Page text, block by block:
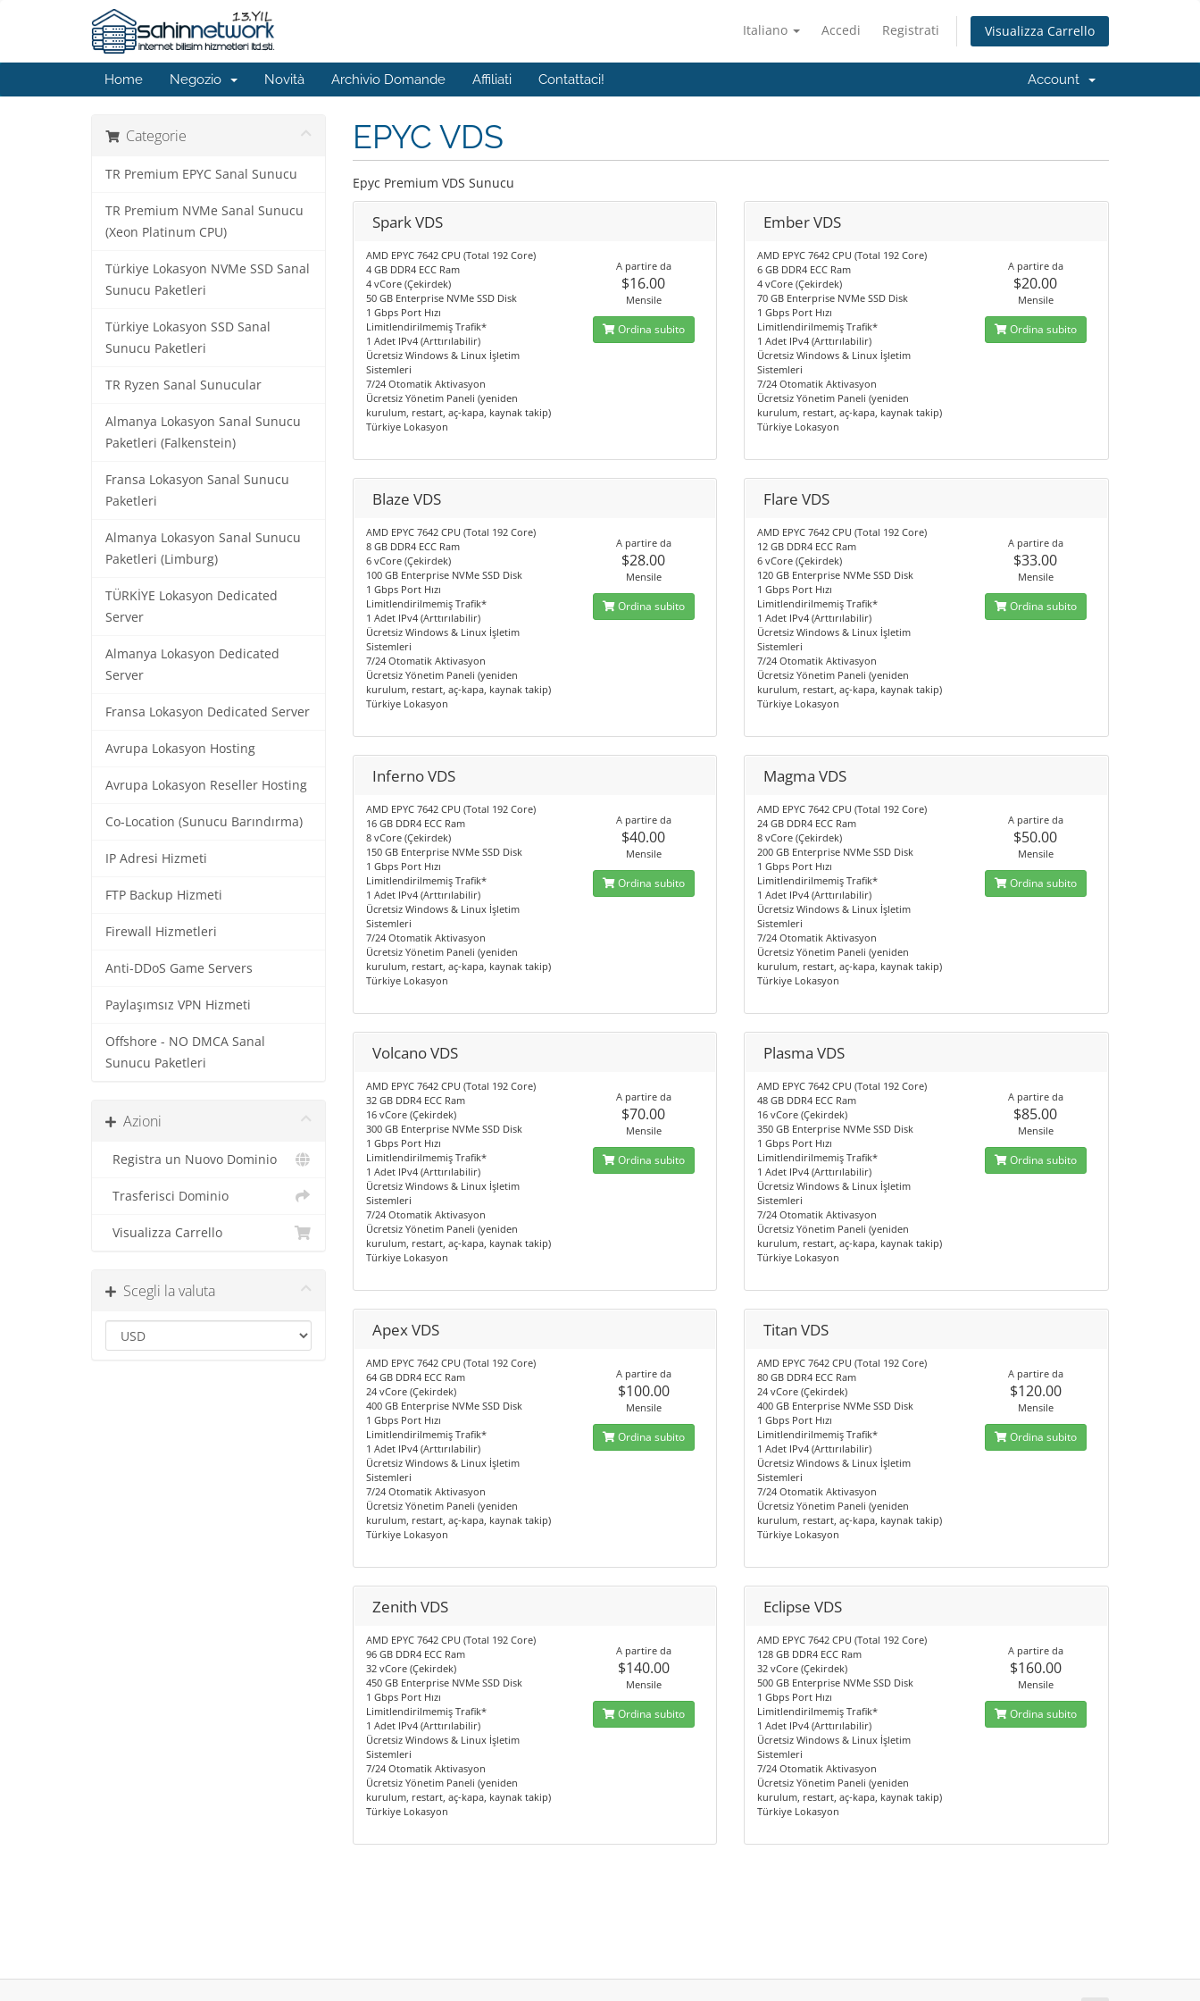
Italiano Accedi Registrati Visualizza Carrello
Home Negozio Novità Archivio Domande Affiliati Contattaci! Account
Categorie
TR Premium EPYC Sanal Sunucu
TR Premium NVMe Sanal Sunucu
(Xeon Platinum CPU)
Türkiye Lokasyon NVMe SSD Sanal
Sunucu Paketleri
Türkiye Lokasyon SSD Sanal
Sunucu Paketleri
TR Ryzen Sanal Sunucular
Almanya Lokasyon Sanal Sunucu
Paketleri (Falkenstein)
Fransa Lokasyon Sanal Sunucu
Paketleri
Almanya Lokasyon Sanal Sunucu
Paketleri (Limburg)
TÜRKİYE Lokasyon Dedicated
Server
Almanya Lokasyon Dedicated
Server
Fransa Lokasyon Dedicated Server
Avrupa Lokasyon Hosting
Avrupa Lokasyon Reseller Hosting
Co-Location (Sunucu Barındırma)
IP Adresi Hizmeti
FTP Backup Hizmeti
Firewall Hizmetleri
Anti-DDoS Game Servers
Paylaşımsız VPN Hizmeti
Offshore - NO DMCA Sanal
Sunucu Paketleri
Azioni
Registra un Nuovo Dominio
Trasferisci Dominio
Visualizza Carrello
Scegli la valuta
EPYC VDS
Epyc Premium VDS Sunucu
Spark VDS
AMD EPYC 7642 CPU (Total 192 Core)
4 GB DDR4 ECC Ram
4 vCore (Çekirdek)
50 GB Enterprise NVMe SSD Disk
1 Gbps Port Hızı
Limitlendirilmemiş Trafik*
1 Adet IPv4 (Arttırılabilir)
Ücretsiz Windows & Linux İşletim
Sistemleri
7/24 Otomatik Aktivasyon
Ücretsiz Yönetim Paneli (yeniden
kurulum, restart, aç-kapa, kaynak takip)
Türkiye Lokasyon
A partire da
$16.00
Mensile
Ordina subito
Ember VDS
AMD EPYC 7642 CPU (Total 192 Core)
6 GB DDR4 ECC Ram
4 vCore (Çekirdek)
70 GB Enterprise NVMe SSD Disk
1 Gbps Port Hızı
Limitlendirilmemiş Trafik*
1 Adet IPv4 (Arttırılabilir)
Ücretsiz Windows & Linux İşletim
Sistemleri
7/24 Otomatik Aktivasyon
Ücretsiz Yönetim Paneli (yeniden
kurulum, restart, aç-kapa, kaynak takip)
Türkiye Lokasyon
A partire da
$20.00
Mensile
Ordina subito
Blaze VDS
AMD EPYC 7642 CPU (Total 192 Core)
8 GB DDR4 ECC Ram
6 vCore (Çekirdek)
100 GB Enterprise NVMe SSD Disk
1 Gbps Port Hızı
Limitlendirilmemiş Trafik*
1 Adet IPv4 (Arttırılabilir)
Ücretsiz Windows & Linux İşletim
Sistemleri
7/24 Otomatik Aktivasyon
Ücretsiz Yönetim Paneli (yeniden
kurulum, restart, aç-kapa, kaynak takip)
Türkiye Lokasyon
A partire da
$28.00
Mensile
Ordina subito
Flare VDS
AMD EPYC 7642 CPU (Total 192 Core)
12 GB DDR4 ECC Ram
6 vCore (Çekirdek)
120 GB Enterprise NVMe SSD Disk
1 Gbps Port Hızı
Limitlendirilmemiş Trafik*
1 Adet IPv4 (Arttırılabilir)
Ücretsiz Windows & Linux İşletim
Sistemleri
7/24 Otomatik Aktivasyon
Ücretsiz Yönetim Paneli (yeniden
kurulum, restart, aç-kapa, kaynak takip)
Türkiye Lokasyon
A partire da
$33.00
Mensile
Ordina subito
Inferno VDS
AMD EPYC 7642 CPU (Total 192 Core)
16 GB DDR4 ECC Ram
8 vCore (Çekirdek)
150 GB Enterprise NVMe SSD Disk
1 Gbps Port Hızı
Limitlendirilmemiş Trafik*
1 Adet IPv4 (Arttırılabilir)
Ücretsiz Windows & Linux İşletim
Sistemleri
7/24 Otomatik Aktivasyon
Ücretsiz Yönetim Paneli (yeniden
kurulum, restart, aç-kapa, kaynak takip)
Türkiye Lokasyon
A partire da
$40.00
Mensile
Ordina subito
Magma VDS
AMD EPYC 7642 CPU (Total 192 Core)
24 GB DDR4 ECC Ram
8 vCore (Çekirdek)
200 GB Enterprise NVMe SSD Disk
1 Gbps Port Hızı
Limitlendirilmemiş Trafik*
1 Adet IPv4 (Arttırılabilir)
Ücretsiz Windows & Linux İşletim
Sistemleri
7/24 Otomatik Aktivasyon
Ücretsiz Yönetim Paneli (yeniden
kurulum, restart, aç-kapa, kaynak takip)
Türkiye Lokasyon
A partire da
$50.00
Mensile
Ordina subito
Volcano VDS
AMD EPYC 7642 CPU (Total 192 Core)
32 GB DDR4 ECC Ram
16 vCore (Çekirdek)
300 GB Enterprise NVMe SSD Disk
1 Gbps Port Hızı
Limitlendirilmemiş Trafik*
1 Adet IPv4 (Arttırılabilir)
Ücretsiz Windows & Linux İşletim
Sistemleri
7/24 Otomatik Aktivasyon
Ücretsiz Yönetim Paneli (yeniden
kurulum, restart, aç-kapa, kaynak takip)
Türkiye Lokasyon
A partire da
$70.00
Mensile
Ordina subito
Plasma VDS
AMD EPYC 7642 CPU (Total 192 Core)
48 GB DDR4 ECC Ram
16 vCore (Çekirdek)
350 GB Enterprise NVMe SSD Disk
1 Gbps Port Hızı
Limitlendirilmemiş Trafik*
1 Adet IPv4 (Arttırılabilir)
Ücretsiz Windows & Linux İşletim
Sistemleri
7/24 Otomatik Aktivasyon
Ücretsiz Yönetim Paneli (yeniden
kurulum, restart, aç-kapa, kaynak takip)
Türkiye Lokasyon
A partire da
$85.00
Mensile
Ordina subito
Apex VDS
AMD EPYC 7642 CPU (Total 192 Core)
64 GB DDR4 ECC Ram
24 vCore (Çekirdek)
400 GB Enterprise NVMe SSD Disk
1 Gbps Port Hızı
Limitlendirilmemiş Trafik*
1 Adet IPv4 (Arttırılabilir)
Ücretsiz Windows & Linux İşletim
Sistemleri
7/24 Otomatik Aktivasyon
Ücretsiz Yönetim Paneli (yeniden
kurulum, restart, aç-kapa, kaynak takip)
Türkiye Lokasyon
A partire da
$100.00
Mensile
Ordina subito
Titan VDS
AMD EPYC 7642 CPU (Total 192 Core)
80 GB DDR4 ECC Ram
24 vCore (Çekirdek)
400 GB Enterprise NVMe SSD Disk
1 Gbps Port Hızı
Limitlendirilmemiş Trafik*
1 Adet IPv4 (Arttırılabilir)
Ücretsiz Windows & Linux İşletim
Sistemleri
7/24 Otomatik Aktivasyon
Ücretsiz Yönetim Paneli (yeniden
kurulum, restart, aç-kapa, kaynak takip)
Türkiye Lokasyon
A partire da
$120.00
Mensile
Ordina subito
Zenith VDS
AMD EPYC 7642 CPU (Total 192 Core)
96 GB DDR4 ECC Ram
32 vCore (Çekirdek)
450 GB Enterprise NVMe SSD Disk
1 Gbps Port Hızı
Limitlendirilmemiş Trafik*
1 Adet IPv4 (Arttırılabilir)
Ücretsiz Windows & Linux İşletim
Sistemleri
7/24 Otomatik Aktivasyon
Ücretsiz Yönetim Paneli (yeniden
kurulum, restart, aç-kapa, kaynak takip)
Türkiye Lokasyon
A partire da
$140.00
Mensile
Ordina subito
Eclipse VDS
AMD EPYC 7642 CPU (Total 192 Core)
128 GB DDR4 ECC Ram
32 vCore (Çekirdek)
500 GB Enterprise NVMe SSD Disk
1 Gbps Port Hızı
Limitlendirilmemiş Trafik*
1 Adet IPv4 (Arttırılabilir)
Ücretsiz Windows & Linux İşletim
Sistemleri
7/24 Otomatik Aktivasyon
Ücretsiz Yönetim Paneli (yeniden
kurulum, restart, aç-kapa, kaynak takip)
Türkiye Lokasyon
A partire da
$160.00
Mensile
Ordina subito